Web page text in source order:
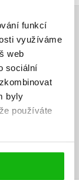
funkcí
využíváme
web
sociální
byly
používáte
hodnocení.
uživatelé